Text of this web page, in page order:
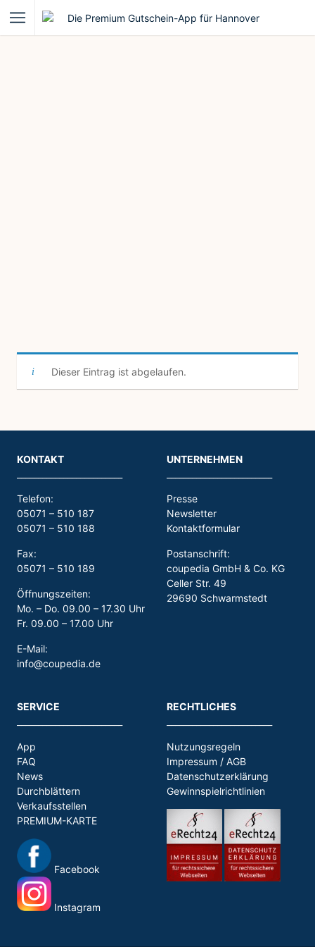
Dieser Eintrag ist abgelaufen.
KONTAKT
Telefon:
05071 – 510 187
05071 – 510 188
Fax:
05071 – 510 189
Öffnungszeiten:
Mo. – Do. 09.00 – 17.30 Uhr
Fr. 09.00 – 17.00 Uhr
E-Mail:
info@coupedia.de
UNTERNEHMEN
Presse
Newsletter
Kontaktformular
Postanschrift:
coupedia GmbH & Co. KG
Celler Str. 49
29690 Schwarmstedt
SERVICE
App
FAQ
News
Durchblättern
Verkaufsstellen
PREMIUM-KARTE
Facebook
Instagram
RECHTLICHES
Nutzungsregeln
Impressum / AGB
Datenschutzerklärung
Gewinnspielrichtlinien